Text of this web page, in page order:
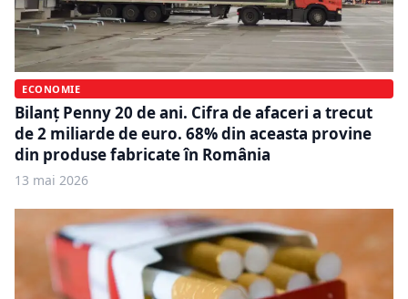
ECONOMIE
Bilanț Penny 20 de ani. Cifra de afaceri a trecut
de 2 miliarde de euro. 68% din aceasta provine
din produse fabricate în România
13 mai 2026